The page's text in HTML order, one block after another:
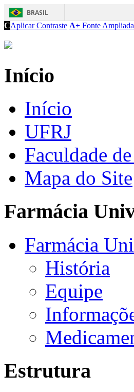
BRASIL
CAplicar Contraste A+ Fonte Ampliada
Início
Início
UFRJ
Faculdade
Mapa do Site
Farmácia
Farmácia
História
Equipe
Estrutura